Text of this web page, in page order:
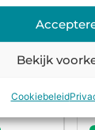
Bekijk
Cookiebeleid